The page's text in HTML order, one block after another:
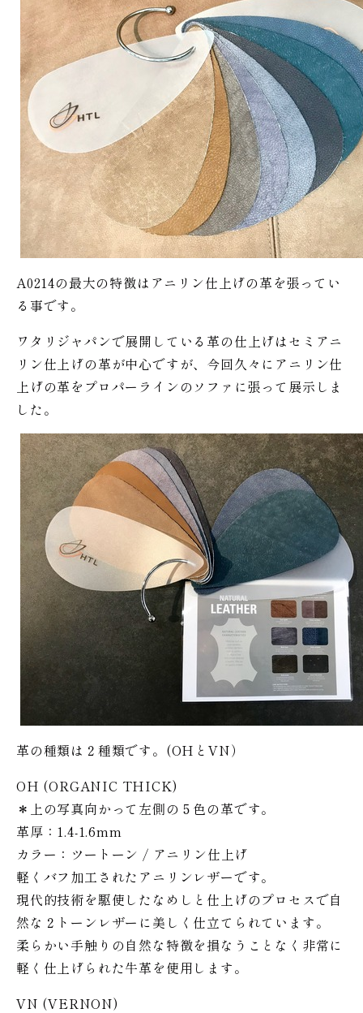
A0214の最大の特徴はアニリン仕上げの革を張ってい
る事です。
ワタリジャパンで展開している革の仕上げはセミアニ
リン仕上げの革が中心ですが、今回久々にアニリン仕
上げの革をプロパーラインのソファに張って展示しま
した。
革の種類は２種類です。(OHとVN）
OH (ORGANIC THICK)
＊上の写真向かって左側の５色の革です。
革厚：1.4-1.6mm
カラー：ツートーン / アニリン仕上げ
軽くバフ加工されたアニリンレザーです。
現代的技術を駆使したなめしと仕上げのプロセスで自
然な２トーンレザーに美しく仕立てられています。
柔らかい手触りの自然な特徴を損なうことなく非常に
軽く仕上げられた牛革を使用します。
VN (VERNON)